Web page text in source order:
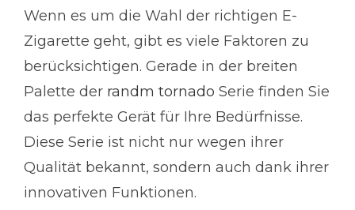
Wenn es um die Wahl der richtigen E-
Zigarette geht, gibt es viele Faktoren zu
berücksichtigen. Gerade in der breiten
Palette der randm tornado Serie finden Sie
das perfekte Gerät für Ihre Bedürfnisse.
Diese Serie ist nicht nur wegen ihrer
Qualität bekannt, sondern auch dank ihrer
innovativen Funktionen.